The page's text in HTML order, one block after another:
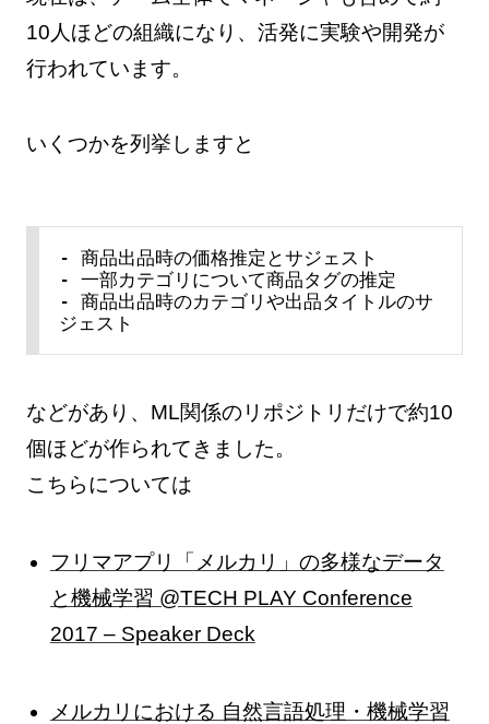
10人ほどの組織になり、活発に実験や開発が
行われています。
いくつかを列挙しますと
- 商品出品時の価格推定とサジェスト
- 一部カテゴリについて商品タグの推定
- 商品出品時のカテゴリや出品タイトルのサ
ジェスト
などがあり、ML関係のリポジトリだけで約10
個ほどが作られてきました。
こちらについては
フリマアプリ「メルカリ」の多様なデータ
と機械学習 @TECH PLAY Conference
2017 – Speaker Deck
メルカリにおける 自然言語処理・機械学習